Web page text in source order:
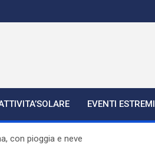
EVENTI ESTREMI
con pioggia e neve